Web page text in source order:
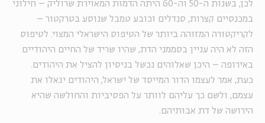
לכן, בשנות ה-50 וה-60 היתה הדמות המאוירת שרוליק – חילוני
במכנסיים קצרות, סנדלים וכובע טמבל שנוסע בטרקטור –
לקריקטורה המזוהה ביותר של הטיפוס הישראלי המצוי. לטיפוס
הזה לא היה עניין בסממני הדת, שהיו שריד של החיים היהודיים
באירופה – היכן שאלוהים נכשל בניסיון להציל את היהודים.
כעת, אמר לעצמו הדור המייסד של ישראל, היהודים יגאלו את
עצמם, ולשם כך עליהם לוותר על הפסיביות והחולשה שהיא
הירושה של דת אבותיהם.